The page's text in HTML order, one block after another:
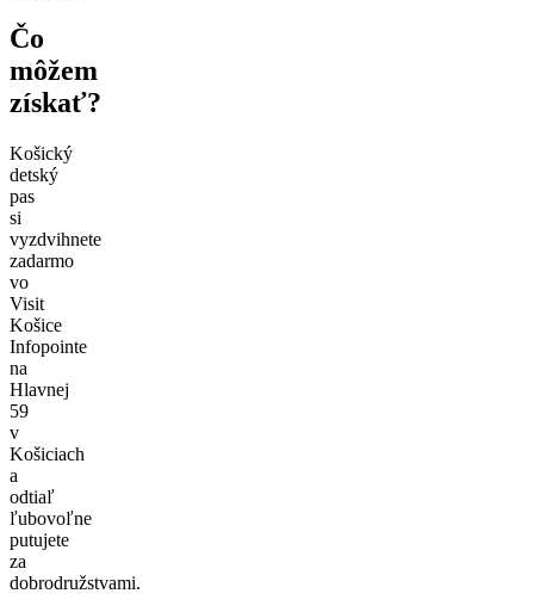
Čo
môžem
získať?
Košický
detský
pas
si
vyzdvihnete
zadarmo
vo
Visit
Košice
Infopointe
na
Hlavnej
59
v
Košiciach
a
odtiaľ
ľubovoľne
putujete
za
dobrodružstvami.